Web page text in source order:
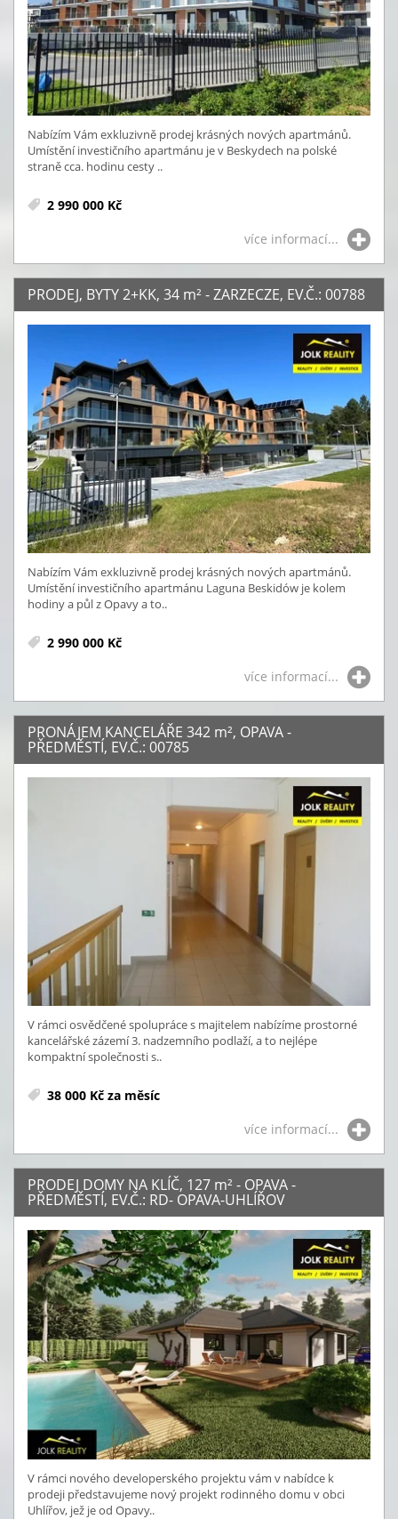
Nabízím Vám exkluzivně prodej krásných nových apartmánů.
Umístění investičního apartmánu je v Beskydech na polské
straně cca. hodinu cesty ..
2 990 000 Kč
více informací...
PRODEJ, BYTY 2+KK, 34 m² - ZARZECZE, EV.Č.: 00788
Nabízím Vám exkluzivně prodej krásných nových apartmánů.
Umístění investičního apartmánu Laguna Beskidów je kolem
hodiny a půl z Opavy a to..
2 990 000 Kč
více informací...
PRONÁJEM KANCELÁŘE 342 m², OPAVA -
PŘEDMĚSTÍ, EV.Č.: 00785
V rámci osvědčené spolupráce s majitelem nabízíme prostorné
kancelářské zázemí 3. nadzemního podlaží, a to nejlépe
kompaktní společnosti s..
38 000 Kč za měsíc
více informací...
PRODEJ DOMY NA KLÍČ, 127 m² - OPAVA -
PŘEDMĚSTÍ, EV.Č.: RD- OPAVA-UHLÍŘOV
V rámci nového developerského projektu vám v nabídce k
prodeji představujeme nový projekt rodinného domu v obci
Uhlířov, jež je od Opavy..